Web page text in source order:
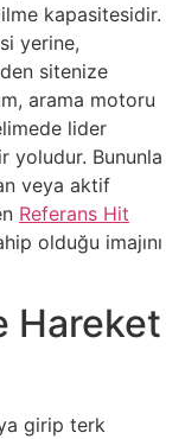
kapasitesidir.
yerine,
sitenize
arama motoru
lider
yoludur. Bununla
veya aktif
Referans Hit
olduğu imajını
Hareket
girip terk